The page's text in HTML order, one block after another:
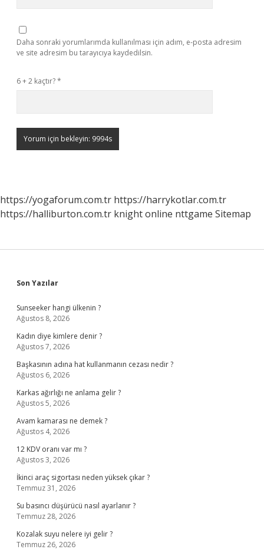
Daha sonraki yorumlarımda kullanılması için adım, e-posta adresim
ve site adresim bu tarayıcıya kaydedilsin.
6 + 2 kaçtır?*
https://yogaforum.com.tr https://harrykotlar.com.tr
https://halliburton.com.tr knight online nttgame Sitemap
Sidebar
Son Yazılar
Sunseeker hangi ülkenin ?
Ağustos 8, 2026
Kadın diye kimlere denir ?
Ağustos 7, 2026
Başkasının adına hat kullanmanın cezası nedir ?
Ağustos 6, 2026
Karkas ağırlığı ne anlama gelir ?
Ağustos 5, 2026
Avam kamarası ne demek ?
Ağustos 4, 2026
12 KDV oranı var mı ?
Ağustos 3, 2026
İkinci araç sigortası neden yüksek çıkar ?
Temmuz 31, 2026
Su basıncı düşürücü nasıl ayarlanır ?
Temmuz 28, 2026
Kozalak suyu nelere iyi gelir ?
Temmuz 26, 2026